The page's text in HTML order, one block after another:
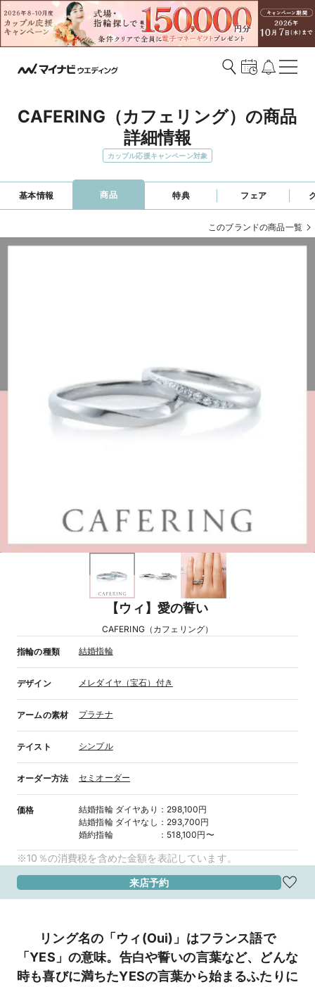
CAFERING（カフェリング）の商品
詳細情報
カップル応援キャンペーン対象
基本情報 商品 特典 フェア
このブランドの商品一覧
【ウィ】愛の誓い
CAFERING（カフェリング）
指輪の種類 結婚指輪
デザイン メレダイヤ（宝石）付き
アームの素材 プラチナ
テイスト シンプル
オーダー方法 セミオーダー
価格 結婚指輪 ダイヤあり ： 298,100円
結婚指輪 ダイヤなし ： 293,700円
婚約指輪
： 518,100円〜
※10％の消費税を含めた金額を表記しています。
来店予約
リング名の「ウィ(Oui)」はフランス語で
「YES」の意味。告白や誓いの言葉など、どんな
時も喜びに満ちたYESの言葉から始まるふたりに